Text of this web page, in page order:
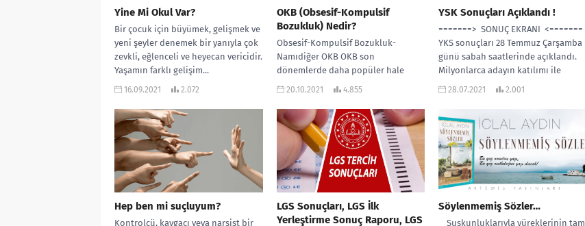
Yine Mi Okul Var?
Bir çocuk için büyümek, gelişmek ve
yeni şeyler denemek bir yanıyla çok
zevkli, eğlenceli ve heyecan vericidir.
Yaşamın farklı gelişim...
16.09.2021 2.072
OKB (Obsesif-Kompulsif
Bozukluk) Nedir?
Obsesif-Kompulsif Bozukluk-
Namıdiğer OKB OKB son
dönemlerde daha popüler hale
gelen bir rahatsızlıktır. Masumlar
ile gündem kazanan...
20.10.2021 4.855
YSK Sonuçları Açıklandı !
=======> SONUÇ EKRANI <=======
YKS sonuçları 28 Temmuz Çarşamba
günü sabah saatlerinde açıklandı.
Milyonlarca adayın katılımı ile
düzenlenen 2021 YKS...
28.07.2021 2.001
Hep ben mi suçluyum?
Kontrolcü, kavgacı veya narsist bir
LGS Sonuçları, LGS İlk
Yerleştirme Sonuç Raporu, LGS
Söylenmemiş Sözler…
Suskunluklarıyla yüreklerinin tam